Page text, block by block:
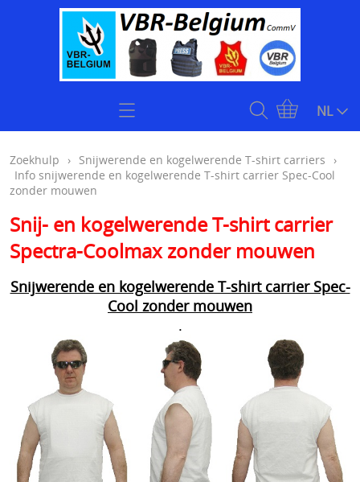
Webshop
Stock klasse 4 kogelwerende vesten onmiddellijk
leverbaar
T-shirts
Polo's
Torskin
Broeken
Plate carriers level 4
Kogelwerende helmen
Militaire shop
Politie uitrusting
Steekwerende vesten
NL
Zoekhulp › Snijwerende en kogelwerende T-shirt carriers
›
Info snijwerende en kogelwerende T-shirt carrier Spec-Cool
zonder mouwen
Snij- en kogelwerende T-shirt carrier
Spectra-Coolmax zonder mouwen
Snijwerende en kogelwerende T-shirt carrier Spec-
Cool zonder mouwen
.